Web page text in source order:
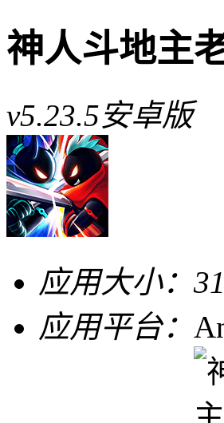
神人斗地主
v5.23.5安卓版
应用大小：
应用平台：